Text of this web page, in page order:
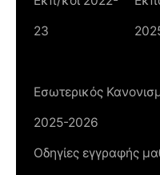
23
Εσωτερικός
2025-2026
Οδηγίες εγγραφής